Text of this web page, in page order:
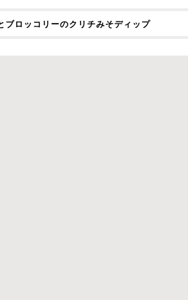
ブロッコリーのクリチみそディップ